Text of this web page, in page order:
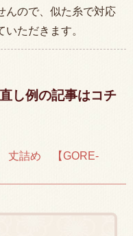
んので、似た糸で対応
いただきます。
し例の記事はコチ
丈詰め 【GORE-